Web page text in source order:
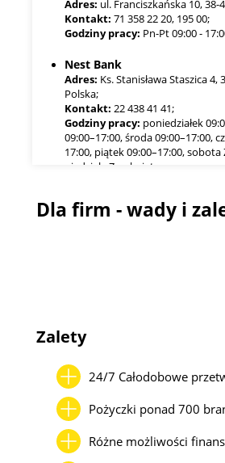
Adres: ul. Franciszkańska 10, 38-
Kontakt: 71 358 22 20, 195 00;
Godziny pracy: Pn-Pt 09:00 -
Nest Bank
Adres: Ks. Stanisława Staszica 4,
Polska;
Kontakt: 22 438 41 41;
Godziny pracy: poniedziałek
09:00–17:00, środa 09:00–17:00,
17:00, piątek 09:00–17:00,
niedziela Zamknięte;
Dla firm - wady i
Zalety
24/7 Całodobowe
Pożyczki ponad 700
Różne możliwości